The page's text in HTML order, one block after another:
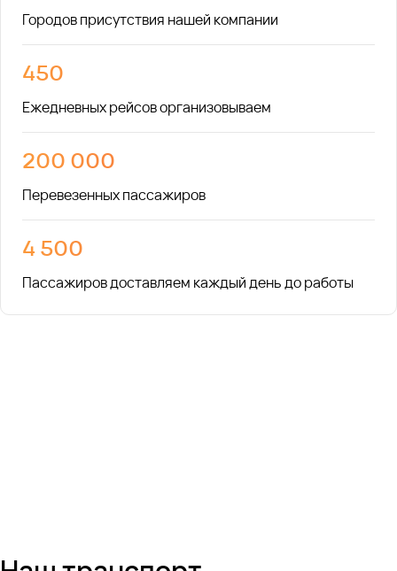
Городов присутствия нашей компании
450
Ежедневных рейсов организовываем
200 000
Перевезенных пассажиров
4 500
Пассажиров доставляем каждый день до работы